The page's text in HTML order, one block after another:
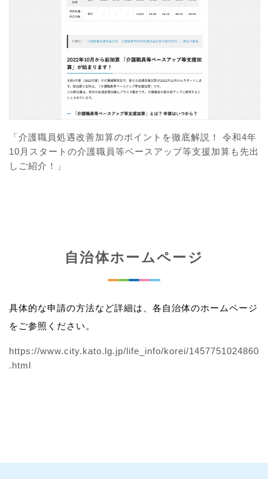
「介護職員処遇改善加算のポイントを徹底解説！ 令和4年
10月スタートの介護職員等ベースアップ等支援加算も先出
しご紹介！」
自治体ホームページ
具体的な申請の方法など詳細は、各自治体のホームページ
をご参照ください。
https://www.city.kato.lg.jp/life_info/korei/1457751024860
.html